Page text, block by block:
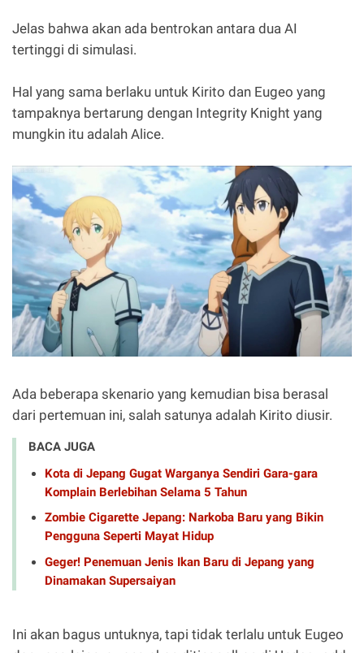
Jelas bahwa akan ada bentrokan antara dua AI
tertinggi di simulasi.
Hal yang sama berlaku untuk Kirito dan Eugeo yang
tampaknya bertarung dengan Integrity Knight yang
mungkin itu adalah Alice.
Ada beberapa skenario yang kemudian bisa berasal
dari pertemuan ini, salah satunya adalah Kirito diusir.
BACA JUGA
Kota di Jepang Gugat Warganya Sendiri Gara-gara
Komplain Berlebihan Selama 5 Tahun
Zombie Cigarette Jepang: Narkoba Baru yang Bikin
Pengguna Seperti Mayat Hidup
Geger! Penemuan Jenis Ikan Baru di Jepang yang
Dinamakan Supersaiyan
Ini akan bagus untuknya, tapi tidak terlalu untuk Eugeo